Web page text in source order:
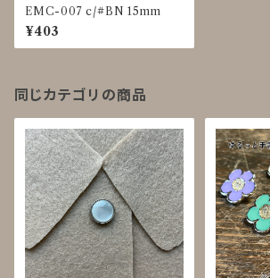
EMC-007 c/#BN 15mm
¥403
同じカテゴリの商品